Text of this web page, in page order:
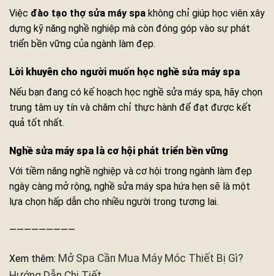
Việc đào tạo thợ sửa máy spa không chỉ giúp học viên xây
dựng kỹ năng nghề nghiệp mà còn đóng góp vào sự phát
triển bền vững của ngành làm đẹp.
Lời khuyên cho người muốn học nghề sửa máy spa
Nếu bạn đang có kế hoạch học nghề sửa máy spa, hãy chọn
trung tâm uy tín và chăm chỉ thực hành để đạt được kết
quả tốt nhất.
Nghề sửa máy spa là cơ hội phát triển bền vững
Với tiềm năng nghề nghiệp và cơ hội trong ngành làm đẹp
ngày càng mở rộng, nghề sửa máy spa hứa hẹn sẽ là một
lựa chọn hấp dẫn cho nhiều người trong tương lai.
—————————
Xem thêm: Mở Spa Cần Mua Máy Móc Thiết Bị Gì?